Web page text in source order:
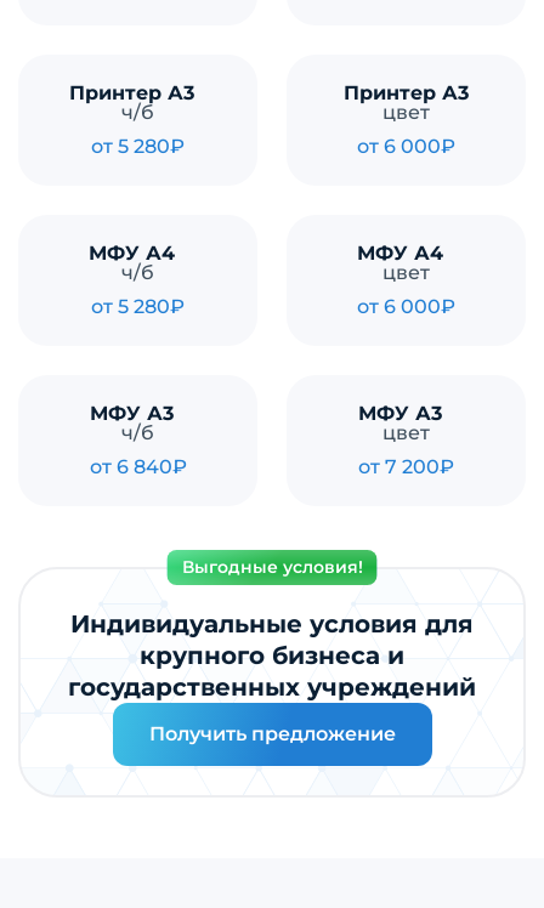
Принтер А3
ч/б
от 5 280₽
Принтер А3
цвет
от 6 000₽
МФУ А4
ч/б
от 5 280₽
МФУ А4
цвет
от 6 000₽
МФУ А3
ч/б
от 6 840₽
МФУ А3
цвет
от 7 200₽
Выгодные условия!
Индивидуальные условия для
крупного бизнеса и
государственных учреждений
Получить предложение